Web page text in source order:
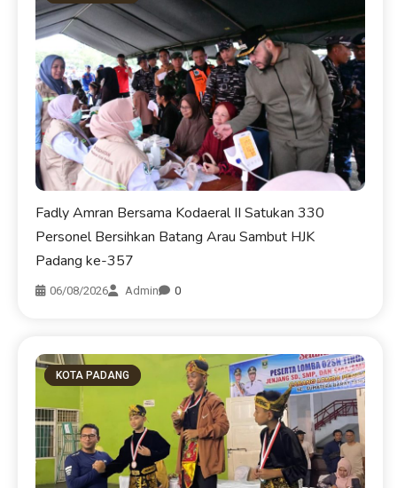
Fadly Amran Bersama Kodaeral II Satukan 330
Personel Bersihkan Batang Arau Sambut HJK
Padang ke-357
06/08/2026 Admin 0
KOTA PADANG